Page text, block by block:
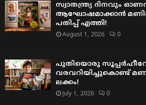
സ്വാതന്ത്ര്യ ദിനവും
ആഘോഷമാക്കാൻ
പതിപ്പ് എത്തി!
August 1, 2026 0
പുതിയൊരു
വരവറിയിച്ചുകൊണ്ട്
ലക്കം!
July 1, 2026 0